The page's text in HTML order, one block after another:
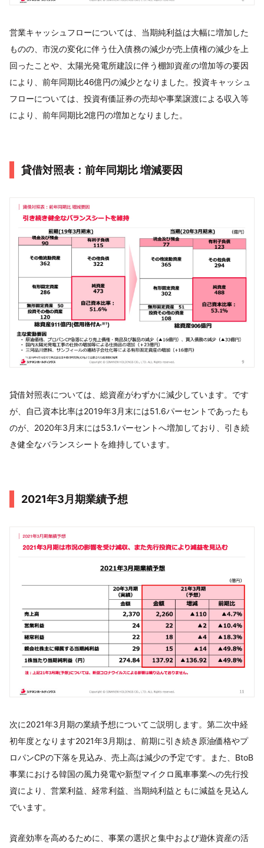
営業キャッシュフローについては、当期純利益は大幅に増加した
ものの、市況の変化に伴う仕入債務の減少が売上債権の減少を上
回ったことや、太陽光発電所建設に伴う棚卸資産の増加等の要因
により、前年同期比46億円の減少となりました。投資キャッシュ
フローについては、投資有価証券の売却や事業譲渡による収入等
により、前年同期比2億円の増加となりました。
貸借対照表：前年同期比 増減要因
貸借対照表については、総資産がわずかに減少しています。です
が、自己資本比率は2019年3月末には51.6パーセントであったも
のが、2020年3月末には53.1パーセントへ増加しており、引き続
き健全なバランスシートを維持しています。
2021年3月期業績予想
次に2021年3月期の業績予想についてご説明します。第二次中経
初年度となります2021年3月期は、前期に引き続き原油価格やプ
ロパンCPの下落を見込み、売上高は減少の予定です。また、BtoB
事業における韓国の風力発電や新型マイクロ風車事業への先行投
資により、営業利益、経常利益、当期純利益ともに減益を見込ん
でいます。
資産効率を高めるために、事業の選択と集中および遊休資産の活